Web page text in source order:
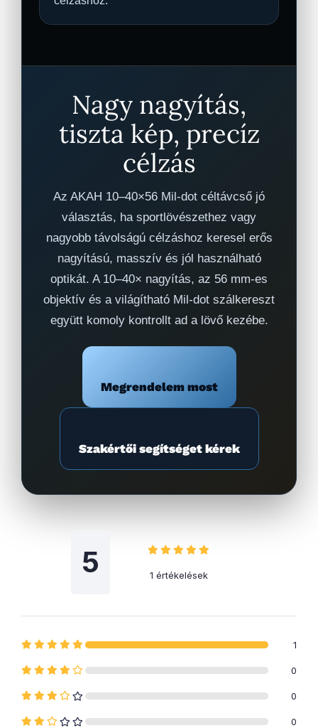
Nagy nagyítás,
tiszta kép, precíz
célzás
Az AKAH 10–40×56 Mil-dot céltávcső jó
választás, ha sportlövészethez vagy
nagyobb távolságú célzáshoz keresel erős
nagyítású, masszív és jól használható
optikát. A 10–40× nagyítás, az 56 mm-es
objektív és a világítható Mil-dot szálkereszt
együtt komoly kontrollt ad a lövő kezébe.
Megrendelem most
Szakértői segítséget kérek
5 1 értékelések
1
0
0
0